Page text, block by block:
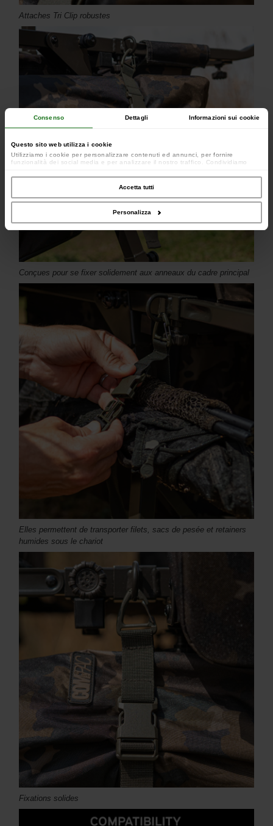
Consenso Dettagli Informazioni sui cookie
Questo sito web utilizza i cookie
Utilizziamo i cookie per personalizzare contenuti ed annunci, per fornire
funzionalità dei social media e per analizzare il nostro traffico. Condividiamo
occupano di analisi dei dati web, pubblicità e social media, i quali potrebbero
combinarle con altre informazioni che hai fornito loro o che hanno raccolto dal
Accetta tutti
Personalizza
Attaches Tri Clip robustes
Conçues pour se fixer solidement aux anneaux du cadre principal
Elles permettent de transporter filets, sacs de pesée et retainers
humides sous le chariot
Fixations solides